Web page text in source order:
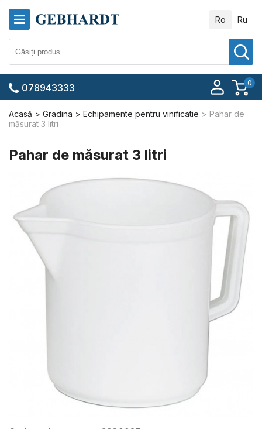
Ro Ru
0
078943333
Acasă Gradina Echipamente pentru vinificatie
Pahar de
măsurat 3 litri
Pahar de măsurat 3 litri